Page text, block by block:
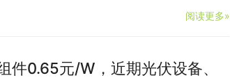
阅读更多»
件0.65元/W，近期光伏设备、